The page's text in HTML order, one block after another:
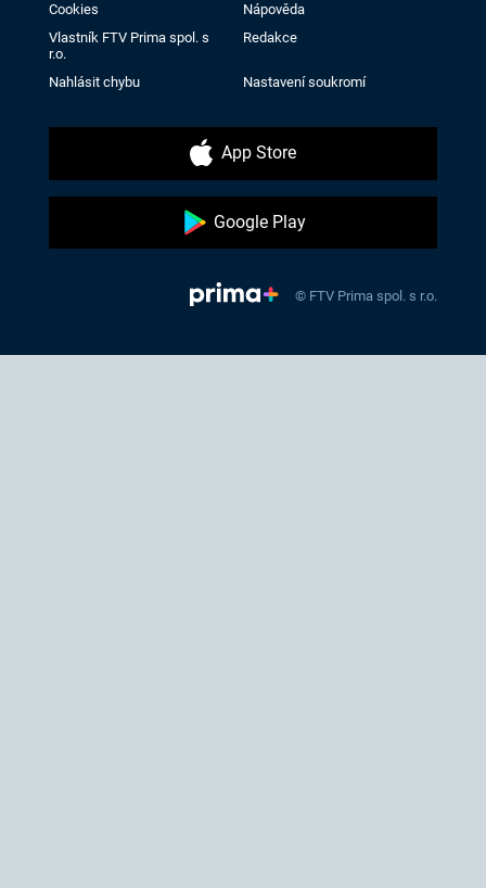
Cookies
Nápověda
Vlastník FTV Prima spol. s
r.o.
Redakce
Nahlásit chybu Nastavení soukromí
App Store
Google Play
© FTV Prima spol. s r.o.